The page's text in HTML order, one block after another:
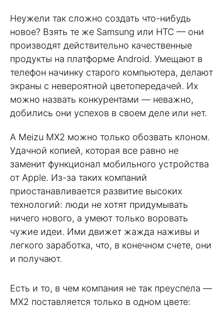
Неужели так сложно создать что-нибудь
новое? Взять те же Samsung или HTC — они
производят действительно качественные
продукты на платформе Android. Умещают в
телефон начинку старого компьютера, делают
экраны с невероятной цветопередачей. Их
можно назвать конкурентами — неважно,
добились они успехов в своем деле или нет.
А Meizu MX2 можно только обозвать клоном.
Удачной копией, которая все равно не
заменит функционал мобильного устройства
от Apple. Из-за таких компаний
приостанавливается развитие высоких
технологий: люди не хотят придумывать
ничего нового, а умеют только воровать
чужие идеи. Ими движет жажда наживы и
легкого заработка, что, в конечном счете, они
и получают.
Есть и то, в чем компания не так преуспела —
MX2 поставляется только в одном цвете: